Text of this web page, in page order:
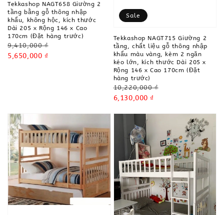
Tekkashop NAGT658 Giường 2
tầng bằng gỗ thông nhập
khẩu, không hộc, kích thước
Dài 205 x Rộng 146 x Cao
170cm (Đặt hàng trước)
Regular
price
9,410,000 ₫
Sale
5,650,000 ₫
Sale
Tekkashop NAGT715 Giường 2
tầng, chất liệu gỗ thông nhập
khẩu màu vàng, kèm 2 ngăn
kéo lớn, kích thước Dài 205 x
Rộng 146 x Cao 170cm (Đặt
hàng trước)
Regular
price
10,220,000 ₫
Sale
6,130,000 ₫